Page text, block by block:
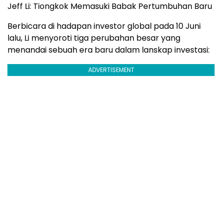
Jeff Li: Tiongkok Memasuki Babak Pertumbuhan Baru
Berbicara di hadapan investor global pada 10 Juni
lalu, Li menyoroti tiga perubahan besar yang
menandai sebuah era baru dalam lanskap investasi:
ADVERTISEMENT